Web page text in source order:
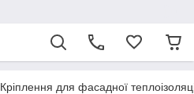
Кріплення для фасадної